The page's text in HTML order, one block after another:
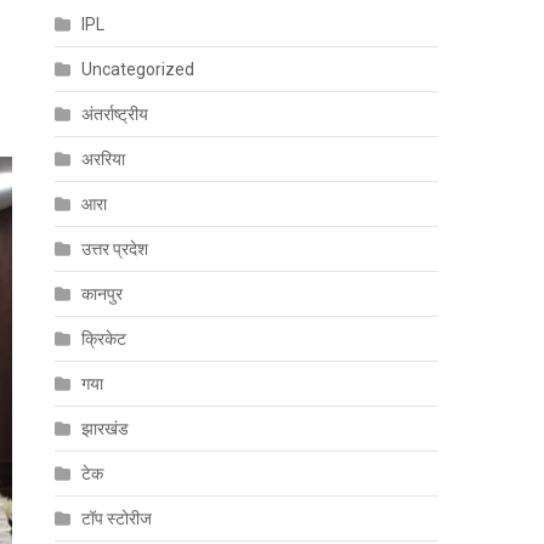
IPL
Uncategorized
अंतर्राष्ट्रीय
अररिया
आरा
उत्तर प्रदेश
कानपुर
क्रिकेट
गया
झारखंड
टेक
टॉप स्टोरीज